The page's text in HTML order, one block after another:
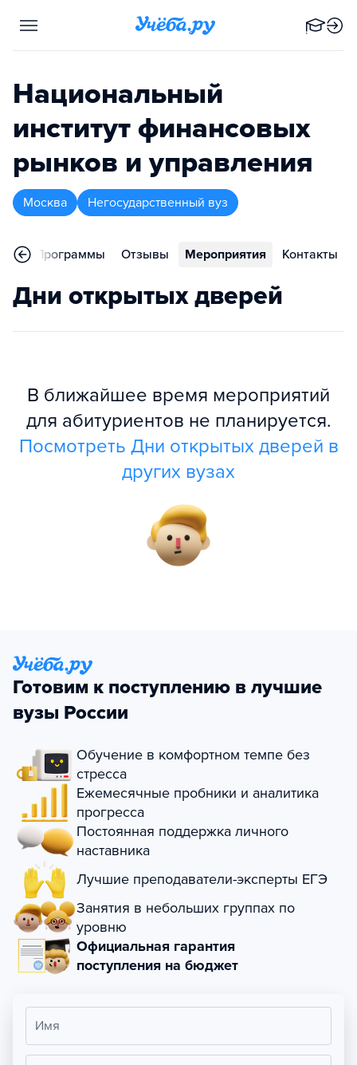
Национальный
институт финансовых
рынков и управления
Москва Негосударственный вуз
Программы Отзывы Мероприятия Контакты
Дни открытых дверей
В ближайшее время мероприятий
для абитуриентов не планируется.
Посмотреть Дни открытых дверей в
других вузах
Готовим к поступлению в лучшие
вузы России
Обучение в комфортном темпе без
стресса
Ежемесячные пробники и аналитика
прогресса
Постоянная поддержка личного
наставника
Лучшие преподаватели-эксперты ЕГЭ
Занятия в небольших группах по
уровню
Официальная гарантия
поступления на бюджет
Имя